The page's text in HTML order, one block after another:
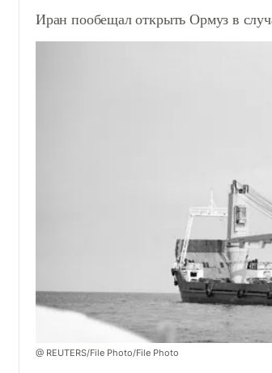
Иран пообещал открыть Ормуз в
@ REUTERS/File Photo/File Photo